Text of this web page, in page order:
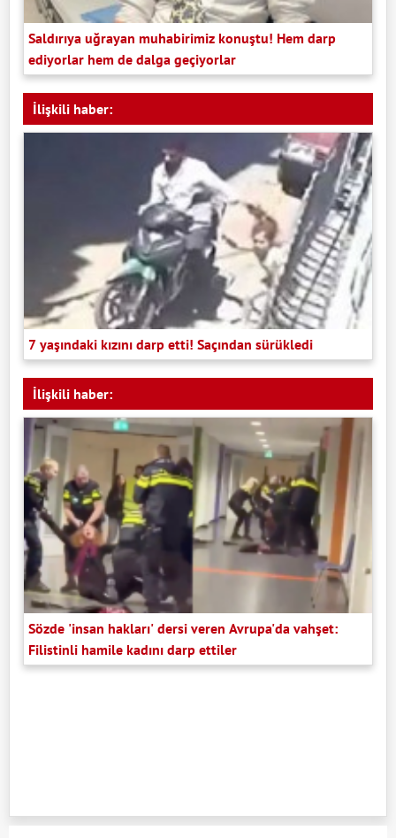
Saldırıya uğrayan muhabirimiz konuştu! Hem darp
ediyorlar hem de dalga geçiyorlar
İlişkili haber:
7 yaşındaki kızını darp etti! Saçından sürükledi
İlişkili haber:
Sözde 'insan hakları' dersi veren Avrupa'da vahşet:
Filistinli hamile kadını darp ettiler